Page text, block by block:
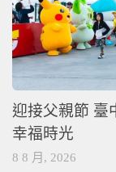
迎接父親節 臺
幸福時光
8 8 月, 2026